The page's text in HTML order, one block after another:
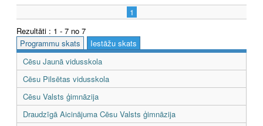
1
Rezultāti : 1 - 7 no 7
Programmu skats
Iestāžu skats
Cēsu Jaunā vidusskola
Cēsu Pilsētas vidusskola
Cēsu Valsts ģimnāzija
Draudzīgā Aicinājuma Cēsu Valsts ģimnāzija